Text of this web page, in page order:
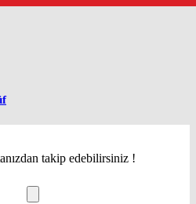
takip edebilirsiniz !